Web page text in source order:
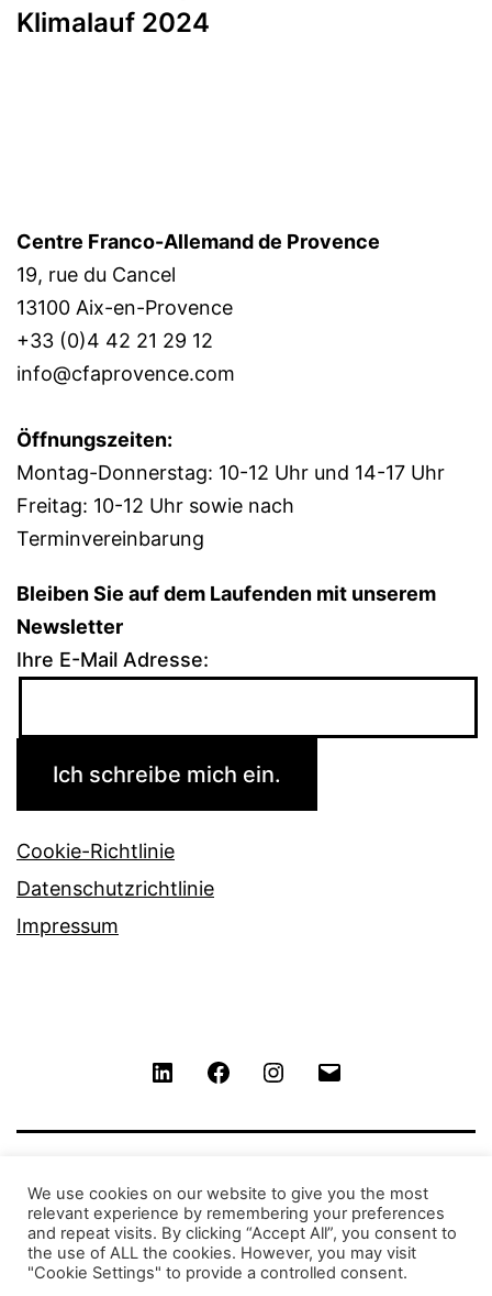
Klimalauf 2024
Centre Franco-Allemand de Provence
19, rue du Cancel
13100 Aix-en-Provence
+33 (0)4 42 21 29 12
info@cfaprovence.com
Öffnungszeiten:
Montag-Donnerstag: 10-12 Uhr und 14-17 Uhr
Freitag: 10-12 Uhr sowie nach
Terminvereinbarung
Bleiben Sie auf dem Laufenden mit unserem
Newsletter
Ihre E-Mail Adresse:
Cookie-Richtlinie
Datenschutzrichtlinie
Impressum
LinkedIn FacebookInstagram
We use cookies on our website to give you the most
relevant experience by remembering your preferences
and repeat visits. By clicking “Accept All”, you consent to
the use of ALL the cookies. However, you may visit
"Cookie Settings" to provide a controlled consent.